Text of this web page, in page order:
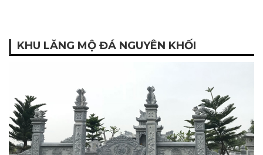
KHU LĂNG MỘ ĐÁ NGUYÊN KHỐI